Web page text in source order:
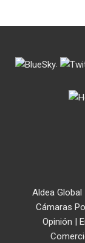
.
Aldea Global
Cámaras
Opinión |